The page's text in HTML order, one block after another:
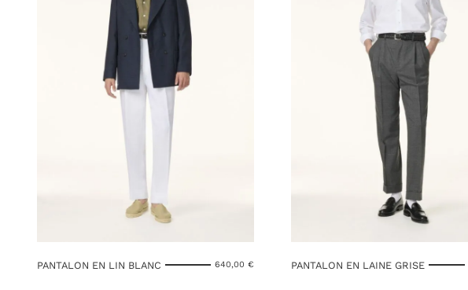
PANTALON EN LIN BLANC 640,00 € PANTALON EN LAINE GRISE